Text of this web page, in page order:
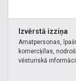
Izvērstā izziņa
Amatpersonas,
komercķīlas,
vēsturiskā